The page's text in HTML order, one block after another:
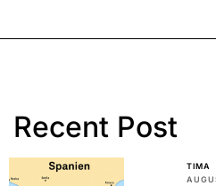
Recent Post
TIMA